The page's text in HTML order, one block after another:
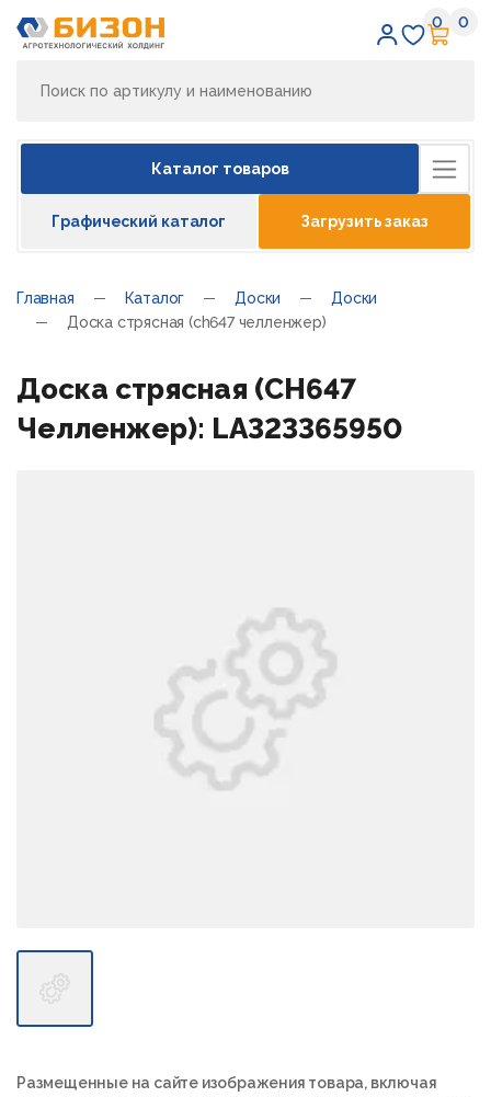
0 0
Каталог товаров
Графический каталог Загрузить заказ
Главная Каталог Доски
Доски
Доска стрясная (ch647 челленжер)
Доска стрясная (CH647
Челленжер): LA323365950
Размещенные на сайте изображения товара, включая